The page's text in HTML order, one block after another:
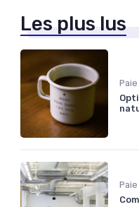
Les plus lus